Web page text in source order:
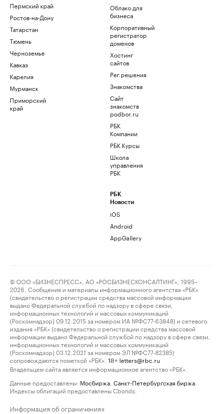
Пермский край
Ростов-на-Дону
Татарстан
Тюмень
Черноземье
Кавказ
Карелия
Мурманск
Приморский
край
Облако для
бизнеса
Корпоративный
регистратор
доменов
Хостинг
сайтов
Рег.решения
Знакомства
Сайт
знакомств
podbor.ru
РБК
Компании
РБК Курсы
Школа
управления
РБК
РБК
Новости
iOS
Android
AppGallery
© ООО «БИЗНЕСПРЕСС», АО «РОСБИЗНЕСКОНСАЛТИНГ», 1995–
2026. Сообщения и материалы информационного агентства «РБК»
(свидетельство о регистрации средства массовой информации
выдано Федеральной службой по надзору в сфере связи,
информационных технологий и массовых коммуникаций
(Роскомнадзор) 09.12.2015 за номером ИА №ФС77-63848) и сетевого
издания «РБК» (свидетельство о регистрации средства массовой
информации выдано Федеральной службой по надзору в сфере связи,
информационных технологий и массовых коммуникаций
(Роскомнадзор) 03.12.2021 за номером ЭЛ №ФС77-82385)
сопровождаются пометкой «РБК».
18+ letters@rbc.ru
Владельцем сайта является информационное агентство «РБК».
Данные предоставлены: Мосбиржа Санкт-Петербургская биржа
Индексы облигаций предоставлены Cbonds.
Информация об ограничениях